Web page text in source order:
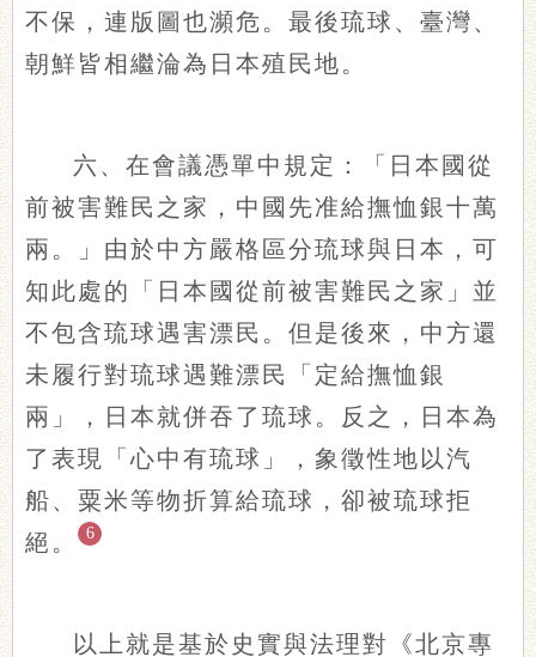
不保，連版圖也瀕危。最後琉球、臺灣、
朝鮮皆相繼淪為日本殖民地。
六、在會議憑單中規定：「日本國從
前被害難民之家，中國先准給撫恤銀十萬
兩。」由於中方嚴格區分琉球與日本，可
知此處的「日本國從前被害難民之家」並
不包含琉球遇害漂民。但是後來，中方還
未履行對琉球遇難漂民「定給撫恤銀
兩」，日本就併吞了琉球。反之，日本為
了表現「心中有琉球」，象徵性地以汽
船、粟米等物折算給琉球，卻被琉球拒
絕。
6
以上就是基於史實與法理對《北京專